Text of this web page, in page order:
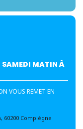
SAMEDI MATIN À
VOUS REMET EN
60200 Compiègne